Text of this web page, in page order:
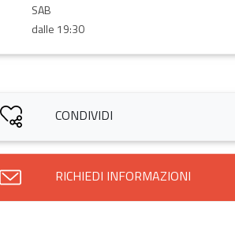
SAB
dalle 19:30
CONDIVIDI
RICHIEDI INFORMAZIONI